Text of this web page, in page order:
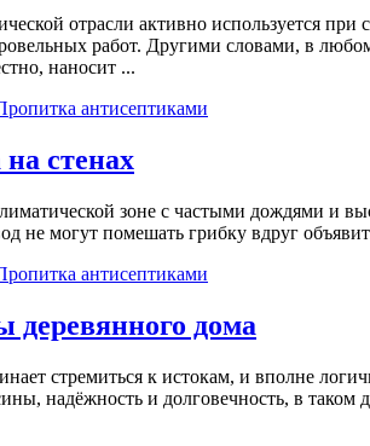
отрасли активно используется
работ. Другими словами, в
наносит ...
антисептиками
стенах
зоне с частыми дождями и
не могут помешать грибку вдруг
антисептиками
деревянного дома
стремиться к истокам, и вполне
надёжность и долговечность, в